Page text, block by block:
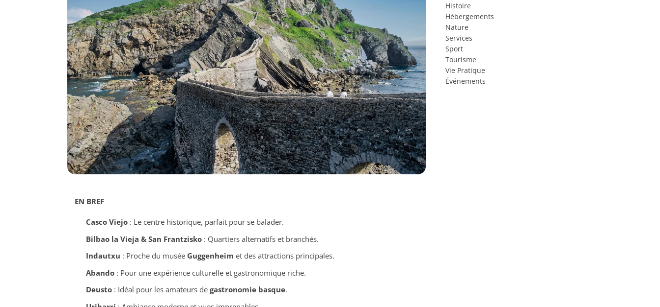
EN BREF
Casco Viejo: Le centre historique, parfait pour se balader.
Bilbao la Vieja & San Frantzisko: Quartiers alternatifs et branchés.
Indautxu : Proche du musée Guggenheim et des attractions principales.
Abando: Pour une expérience culturelle et gastronomique riche.
Deusto: Idéal pour les amateurs de gastronomie basque.
Histoire
Hébergements
Nature
Services
Sport
Tourisme
Vie Pratique
Événements